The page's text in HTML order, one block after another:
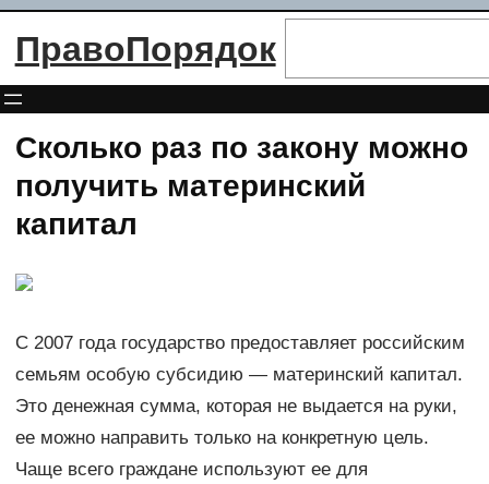
Перейти
ПравоПорядок
Сколько раз по закону можно
получить материнский
капитал
С 2007 года государство предоставляет российским
семьям особую субсидию — материнский капитал.
Это денежная сумма, которая не выдается на руки,
ее можно направить только на конкретную цель.
Чаще всего граждане используют ее для